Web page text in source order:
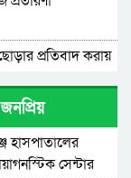
প্রতিবাদ করায়
পরিচয়, বিজয়
জনপ্রিয়
হাসপাতালের
সেন্টার